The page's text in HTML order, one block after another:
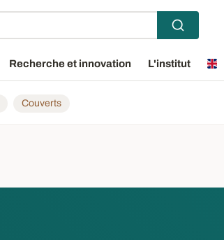
Recherche et innovation L'institut
Couverts